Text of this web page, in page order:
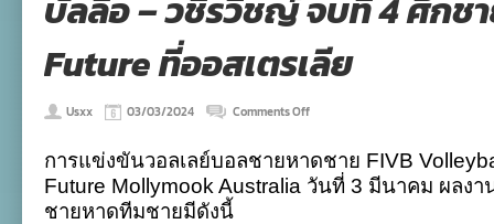
บัลลือ – วชิรวิชญ์ จบที่ 4 ศึกช
Future ที่ออสเตรเลีย
Usxx 03/03/2024 Comments Offon
–
วชิร
วิชญ์
การแข่งขันวอลเลย์บอลชายหาดชาย FIVB
Future Mollymook Australia วันที่ 3 มีนาคม ผลงา
ชายหาดทีมชายมีดังนี้